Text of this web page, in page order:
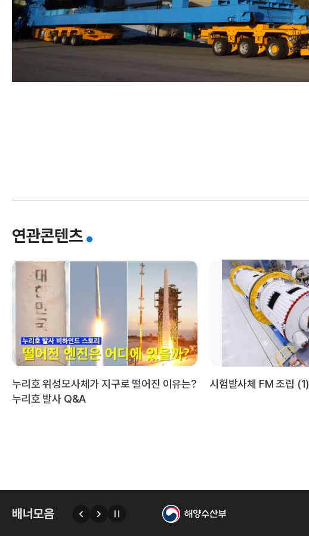
I
한
국
연관콘텐츠
누리호 위성모사체가 지구로 떨어진 이유는?
누리호 발사 Q&A
시험발사체 FM 조립 (1)
배너모음
이
다
자